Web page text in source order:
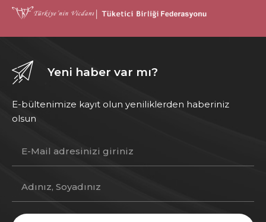
Yeni haber var mı?
E-bültenimize kayıt olun yeniliklerden haberiniz
olsun